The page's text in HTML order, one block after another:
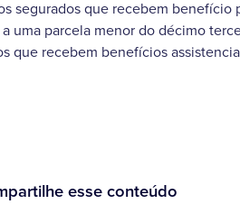
segurados que recebem benefício
uma parcela menor do décimo
que recebem benefícios
esse conteúdo